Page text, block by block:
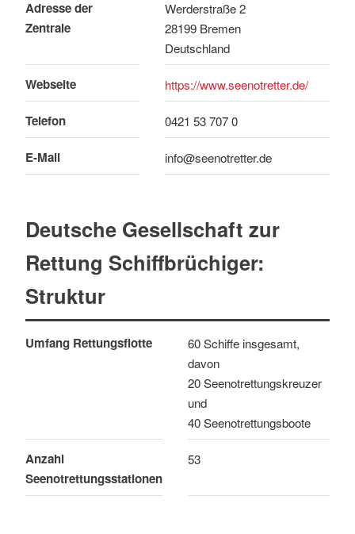
Adresse der
Zentrale
Werderstraße 2
28199 Bremen
Deutschland
Webseite https://www.seenotretter.de/
Telefon 0421 53 707 0
E-Mail info@seenotretter.de
Deutsche Gesellschaft zur
Rettung Schiffbrüchiger:
Struktur
Umfang Rettungsflotte
60 Schiffe insgesamt,
davon
20 Seenotrettungskreuzer
und
40 Seenotrettungsboote
Anzahl
Seenotrettungsstationen
53